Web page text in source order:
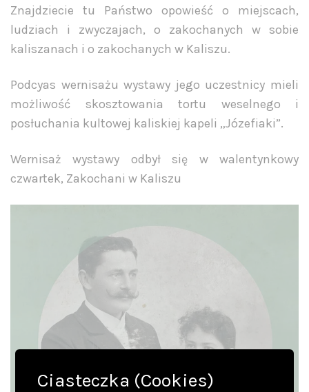
Znajdziecie tu Państwo opowieść o miejscach,
ludziach i zwyczajach, o zakochanych w sobie
kaliszanach i o zakochanych w Kaliszu.
Podcyas wernisażu wystawy jego uczestnicy mieli
możliwość skosztowania tortu weselnego i
posłuchania kultowej kaliskiej kapeli „Józefiaki”.
Wernisaż wystawy odbył się w walentynkowy
czwartek, Zakochani w Kaliszu
Ciasteczka (Cookies)